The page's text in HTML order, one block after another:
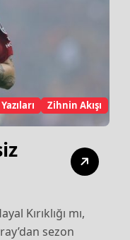
Zihnin Akışı
sezon